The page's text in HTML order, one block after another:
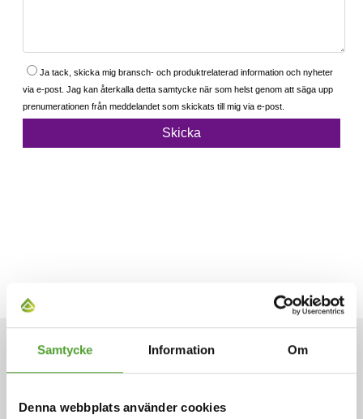
Samtycke Information Om
Denna webbplats använder cookies
ARTIKLAR